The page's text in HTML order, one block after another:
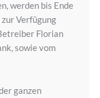
werden bis Ende
Verfügung
Florian
sowie vom
ganzen